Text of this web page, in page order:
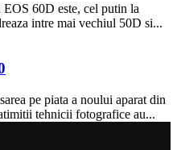
60D este, cel putin la
intre mai vechiul 50D si...
pe piata a noului aparat din
tehnicii fotografice au...